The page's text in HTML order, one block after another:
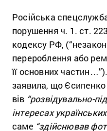
Російська
порушення ч. 1. ст.
кодексу РФ,
перероблення або
її основних
заявила, що Єсипенко
вів “розвідувально-
інтересах
саме “здійснював